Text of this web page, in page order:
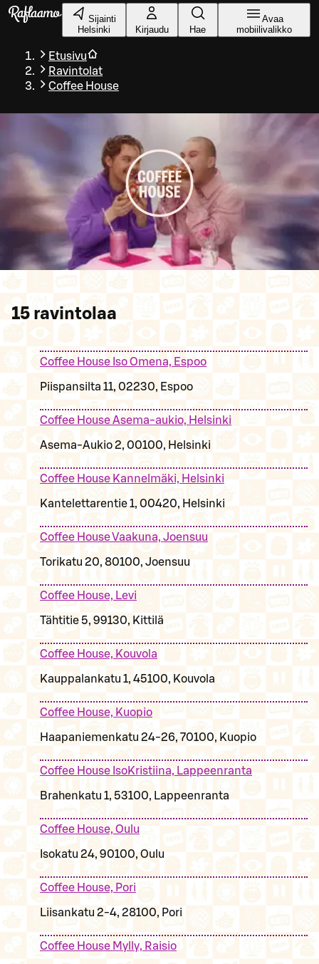
Siirry pääsisältöön
Sijainti
Helsinki
Kirjaudu Hae
Avaa
mobiilivalikko
Etusivu
Ravintolat
Coffee House
15 ravintolaa
Coffee House Iso Omena, Espoo
Piispansilta 11, 02230, Espoo
Coffee House Asema-aukio, Helsinki
Asema-Aukio 2, 00100, Helsinki
Coffee House Kannelmäki, Helsinki
Kantelettarentie 1, 00420, Helsinki
Coffee House Vaakuna, Joensuu
Torikatu 20, 80100, Joensuu
Coffee House, Levi
Tähtitie 5, 99130, Kittilä
Coffee House, Kouvola
Kauppalankatu 1, 45100, Kouvola
Coffee House, Kuopio
Haapaniemenkatu 24-26, 70100, Kuopio
Coffee House IsoKristiina, Lappeenranta
Brahenkatu 1, 53100, Lappeenranta
Coffee House, Oulu
Isokatu 24, 90100, Oulu
Coffee House, Pori
Liisankatu 2-4, 28100, Pori
Coffee House Mylly, Raisio